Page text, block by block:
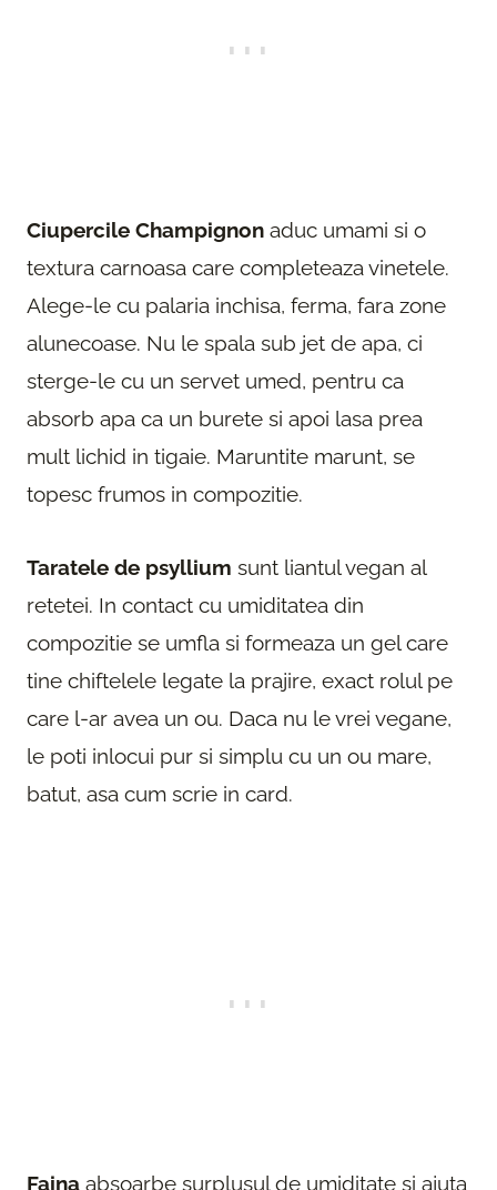
Ciupercile Champignon aduc umami si o
textura carnoasa care completeaza vinetele.
Alege-le cu palaria inchisa, ferma, fara zone
alunecoase. Nu le spala sub jet de apa, ci
sterge-le cu un servet umed, pentru ca
absorb apa ca un burete si apoi lasa prea
mult lichid in tigaie. Maruntite marunt, se
topesc frumos in compozitie.
Taratele de psyllium sunt liantul vegan al
retetei. In contact cu umiditatea din
compozitie se umfla si formeaza un gel care
tine chiftelele legate la prajire, exact rolul pe
care l-ar avea un ou. Daca nu le vrei vegane,
le poti inlocui pur si simplu cu un ou mare,
batut, asa cum scrie in card.
Faina absoarbe surplusul de umiditate si ajuta